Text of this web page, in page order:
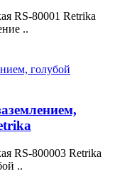
RS-80001 Retrika
..
RS-800003 Retrika
..